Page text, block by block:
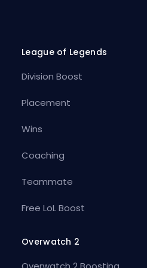
League of Legends
Division Boost
Placement
Wins
Coaching
Teammate
Free LoL Boost
Overwatch 2